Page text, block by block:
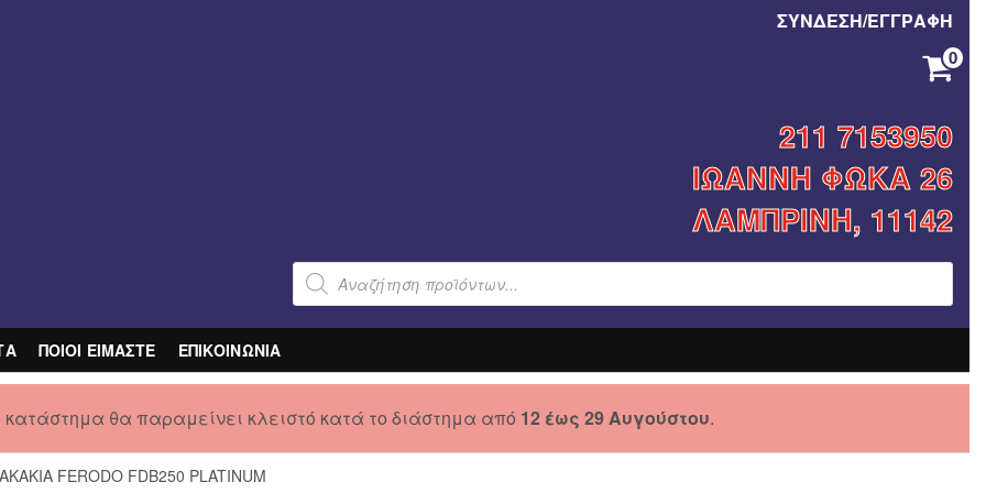
ΣΥΝΔΕΣΗ/ΕΓΓΡΑΦΗ
0
211 7153950
ΙΩΑΝΝΗ ΦΩΚΑ 26
ΛΑΜΠΡΙΝΗ, 11142
Products
search
ΠΟΙΟΙ ΕΙΜΑΣΤΕ ΕΠΙΚΟΙΝΩΝΙΑ
θα παραμείνει κλειστό κατά το διάστημα από 12 έως 29 Αυγούστου.
FERODO FDB250 PLATINUM